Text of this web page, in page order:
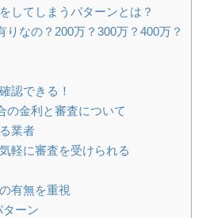
してしまうパターンとは？
なの？200万？300万？400万？
認できる！
の金利と審査について
業者
軽に審査を受けられる
有無を重視
ーン